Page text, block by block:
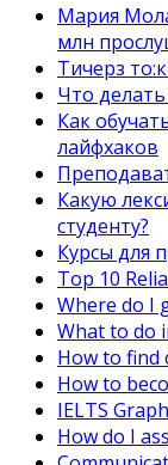
Мария
млн
Тичерз
Что делать
Как
лайфхаков
Какую
студенту?
Курсы для
Top 10
Where do I
What to do
How to find
How to
IELTS
How do I